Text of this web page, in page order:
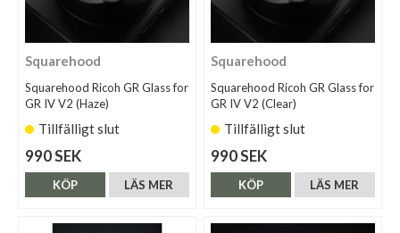
Squarehood
Squarehood Ricoh GR Glass for
GR IV V2 (Haze)
Tillfälligt slut
990 SEK
LÄS MER
KÖP
Squarehood
Squarehood Ricoh GR Glass for
GR IV V2 (Clear)
Tillfälligt slut
990 SEK
LÄS MER
KÖP